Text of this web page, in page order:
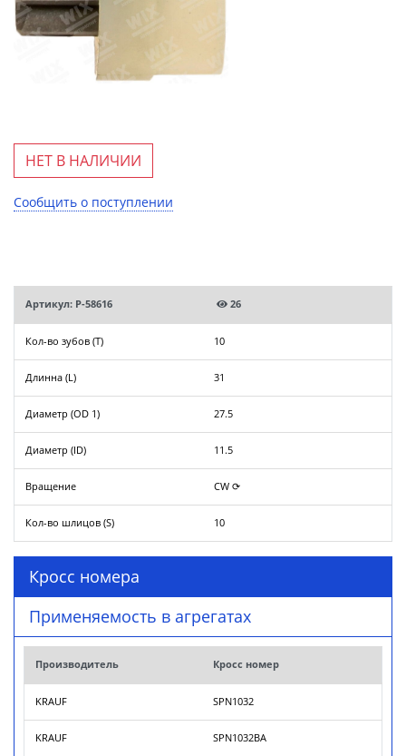
НЕТ В НАЛИЧИИ
Сообщить о поступлении
Артикул: P-58616 26
Кол-во зубов (T) 10
Длинна (L) 31
Диаметр (OD 1) 27.5
Диаметр (ID) 11.5
Вращение CW ⟳
Кол-во шлицов (S) 10
Кросс номера
Применяемость в агрегатах
Производитель Кросс номер
KRAUF SPN1032
KRAUF SPN1032BA